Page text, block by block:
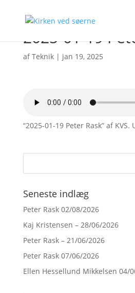
2025-01-19
afTeknik| jan 19, 2025
“2025-01-19 Peter Rask” af KVS.
Seneste indlæg
Peter Rask 02/08/2026
Kaj Kristensen – 28/06/2026
Peter Rask – 21/06/2026
Peter Rask 07/06/2026
Ellen Hessellund Mikkelsen 04/